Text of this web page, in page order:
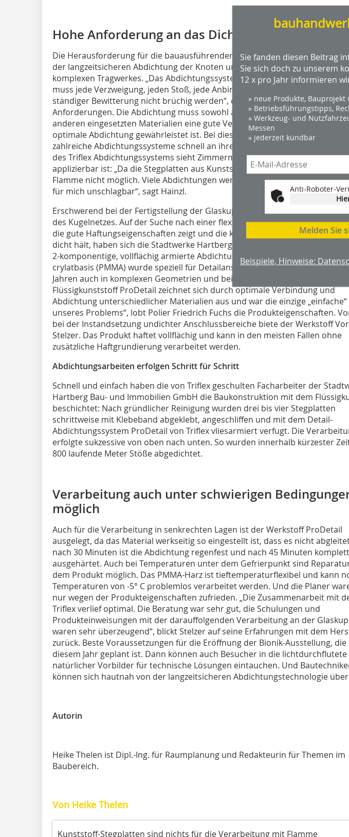
Hohe Anforderung an das Dichtungssystem
Die Herausforderung für die bauausführenden Zimmerer und Tischler
der langzeitsicheren Abdichtung der Knoten und Stöße des verwinkelten
komplexen Tragwerkes. „Das Abdichtungssystem muss sich jeder Form
muss jede Verzweigung, jeden Stoß, jede Anbindung abdichten können und
ständiger Bewitterung nicht brüchig werden“, erläutert Zimmerer Gerald
Anforderungen. Die Abdichtung muss sowohl auf den Stegplatten als auch
anderen eingesetzten Materialien eine gute Verbindung sicherstellen, so
optimale Abdichtung gewährleistet ist. Bei diesen erhöhten Anforderungen
zahlreiche Abdichtungssysteme schnell an ihre Grenzen. Den
des Triflex Abdichtungssystems sieht Zimmermann Hainzl darin, dass es kalt
applizierbar ist: „Da die Stegplatten aus Kunststoff sind, ist eine Verarbeitung
Flamme nicht möglich. Viele Abdichtungen werden aber aufgeflämmt. Hier
für mich unschlagbar“, sagt Hainzl.
Erschwerend bei der Fertigstellung der Glaskuppel wirkte die ungleiche
des Kugelnetzes. Auf der Suche nach einer flexiblen und kalt applizierbaren
die gute Haftungseigenschaften zeigt und die komplexe Konstruktion
dicht hält, haben sich die Stadtwerke Hartberg für Triflex ProDetail
2-komponentige, vollflächig armierte Abdichtungsharz auf Polymethylmetha­
crylatbasis (PMMA) wurde speziell für Detailanschlüsse entwickelt und hat
Jahren auch in komplexen Geometrien und bei rauer Witterung bewährt. „Der
Flüssigkunststoff ProDetail zeichnet sich durch optimale Verbindung und
Abdichtung unterschiedlicher Materialien aus und war die einzige „einfache“
unseres Problems“, lobt Polier Friedrich Fuchs die Produkteigenschaften.
bei der Instandsetzung undichter Anschlussbereiche biete der Werkstoff
Stelzer. Das Produkt haftet vollflächig und kann in den meisten Fällen ohne
zusätzliche Haftgrundierung verarbeitet werden.
Abdichtungsarbeiten erfolgen Schritt für Schritt
Schnell und einfach haben die von Triflex geschulten Facharbeiter der
Hartberg Bau- und Immobilien GmbH die Baukonstruktion mit dem
beschichtet: Nach gründlicher Reinigung wurden drei bis vier Stegplatten
schrittweise mit Klebeband abgeklebt, angeschliffen und mit dem Detail-
Abdichtungssystem ProDetail von Triflex vliesarmiert verfugt. Die
erfolgte sukzessive von oben nach unten. So wurden innerhalb kürzester
800 laufende Meter Stöße abgedichtet.
Verarbeitung auch unter schwierigen
möglich
Auch für die Verarbeitung in senkrechten Lagen ist der Werkstoff ProDetail
ausgelegt, da das Material werkseitig so eingestellt ist, dass es nicht
nach 30 Minuten ist die Abdichtung regenfest und nach 45 Minuten komplett
ausgehärtet. Auch bei Temperaturen unter dem Gefrierpunkt sind
dem Produkt möglich. Das PMMA-Harz ist tieftemperaturflexibel und kann
Temperaturen von -5° C problemlos verarbeitet werden. Und die Planer
nur wegen der Produkteigenschaften zufrieden. „Die Zusammenarbeit mit
Triflex verlief optimal. Die Beratung war sehr gut, die Schulungen und
Produkteinweisungen mit der darauffolgenden Verarbeitung an der
waren sehr überzeugend“, blickt Stelzer auf seine Erfahrungen mit dem
zurück. Beste Voraussetzungen für die Eröffnung der Bionik-Ausstellung, die
diesem Jahr geplant ist. Dann können auch Besucher in die lichtdurchflutete
natürlicher Vorbilder für technische Lösungen eintauchen. Und
können sich hautnah von der langzeitsicheren Abdichtungstechnologie
Autorin
Heike Thelen ist Dipl.-Ing. für Raumplanung und Redakteurin für Themen im
Baubereich.
Von Heike Thelen
Kunststoff-Stegplatten sind nichts für die Verarbeitung mit Flamme
Sie fanden diesen Beitrag
Sie sich doch zu unserem
12 x pro Jahr informieren
» neue Produkte,
» Betriebsführungstipps,
» Werkzeug- und
Messen
» jederzeit kündbar
Anti-Roboter-
Melden Sie
Beispiele, Hinweise: